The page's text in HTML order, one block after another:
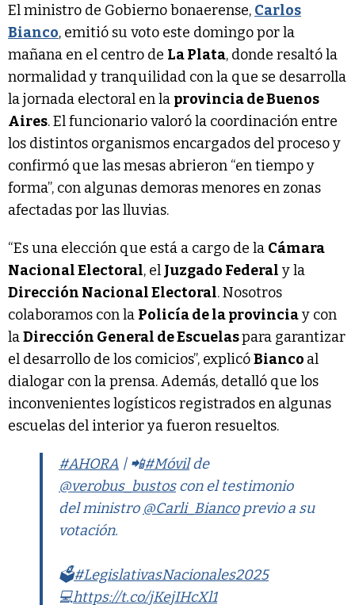
El ministro de Gobierno bonaerense, Carlos
Bianco, emitió su voto este domingo por la
mañana en el centro de La Plata, donde resaltó la
normalidad y tranquilidad con la que se desarrolla
la jornada electoral en la provincia de Buenos
Aires. El funcionario valoró la coordinación entre
los distintos organismos encargados del proceso y
confirmó que las mesas abrieron “en tiempo y
forma”, con algunas demoras menores en zonas
afectadas por las lluvias.
“Es una elección que está a cargo de la Cámara
Nacional Electoral, el Juzgado Federal y la
Dirección Nacional Electoral. Nosotros
colaboramos con la Policía de la provinciay con
laDirección General de Escuelaspara garantizar
el desarrollo de los comicios”, explicóBianco al
dialogar con la prensa. Además, detalló que los
inconvenientes logísticos registrados en algunas
escuelas del interior ya fueron resueltos.
#AHORA | 📲#Móvilde
@verobus_bustoscon el testimonio
del ministro @Carli_Biancoprevio a su
votación.
🗳️#LegislativasNacionales2025
💻https://t.co/jKejIHcXl1